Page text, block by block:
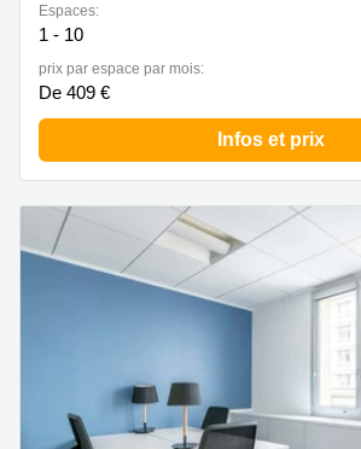
Espaces:
1 - 10
prix par espace par mois:
De 409 €
Infos et prix